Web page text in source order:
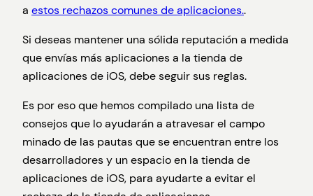
a estos rechazos comunes de aplicaciones..
Si deseas mantener una sólida reputación a medida
que envías más aplicaciones a la tienda de
aplicaciones de iOS, debe seguir sus reglas.
Es por eso que hemos compilado una lista de
consejos que lo ayudarán a atravesar el campo
minado de las pautas que se encuentran entre los
desarrolladores y un espacio en la tienda de
aplicaciones de iOS, para ayudarte a evitar el